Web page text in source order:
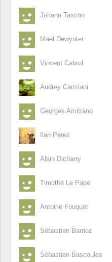
Johann Tascon
Maël Dewynter
Vincent Cabrol
Audrey Canziani
Georges Amitrano
Ilan Perez
Alain Dicharry
Timothé Le Pape
Antoine Fouquet
Sébastien Barrioz
Sébastien Bascoules